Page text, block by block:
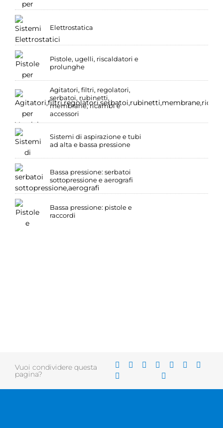
Elettrostatica
Pistole, ugelli, riscaldatori e
prolunghe
Agitatori, filtri, regolatori,
serbatoi, rubinetti,
membrane, ricambi e
accessori
Sistemi di aspirazione e tubi
ad alta e bassa pressione
Bassa pressione: serbatoi
sottopressione e aerografi
Bassa pressione: pistole e
raccordi
Vuoi condividere questa
pagina?